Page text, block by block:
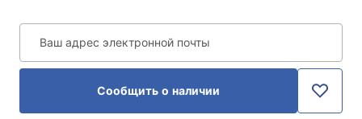
Ваш адрес электронной почты
Сообщить о наличии